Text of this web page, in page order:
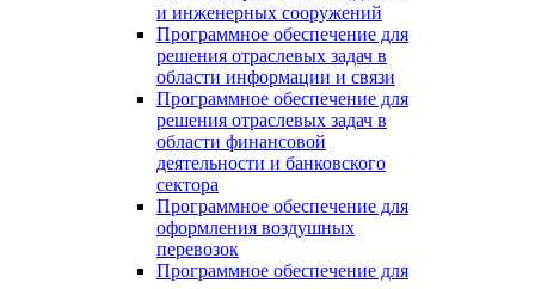
и инженерных сооружений
Программное обеспечение для
решения отраслевых задач в
области информации и связи
Программное обеспечение для
решения отраслевых задач в
области финансовой
деятельности и банковского
сектора
Программное обеспечение для
оформления воздушных
перевозок
Программное обеспечение для